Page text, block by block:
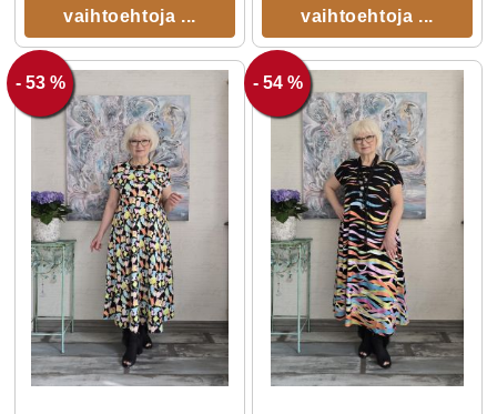
vaihtoehtoja ...
vaihtoehtoja ...
- 53 % - 54 %